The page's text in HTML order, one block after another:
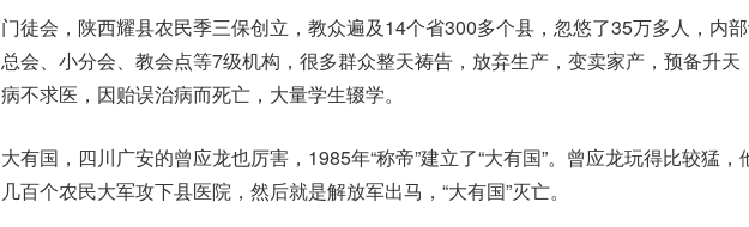
门徒会，陕西耀县农民季三保创立，教众遍及14个省300多个县，忽悠了35万多人，内
总会、小分会、教会点等7级机构，很多群众整天祷告，放弃生产，变卖家产，预备升天
病不求医，因贻误治病而死亡，大量学生辍学。
大有国，四川广安的曾应龙也厉害，1985年“称帝”建立了“大有国”。曾应龙玩得比较猛，
几百个农民大军攻下县医院，然后就是解放军出马，“大有国”灭亡。